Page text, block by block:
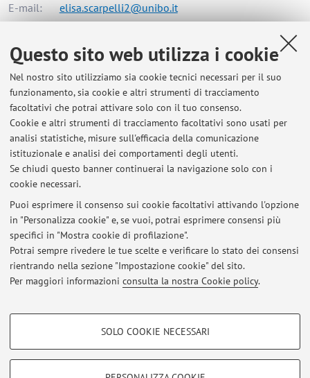
Questo sito web utilizza i cookie
Nel nostro sito utilizziamo sia cookie tecnici necessari per il suo
funzionamento, sia cookie e altri strumenti di tracciamento
facoltativi che potrai attivare solo con il tuo consenso.
Cookie e altri strumenti di tracciamento facoltativi sono usati per
analisi statistiche, misure sull'efficacia della comunicazione
istituzionale e analisi dei comportamenti degli utenti.
Se chiudi questo banner continuerai la navigazione solo con i
cookie necessari.
Puoi esprimere il consenso sui cookie facoltativi attivando l'opzione
in "Personalizza cookie" e, se vuoi, potrai esprimere consensi più
specifici in "Mostra cookie di profilazione".
Potrai sempre rivedere le tue scelte e verificare lo stato dei consensi
rientrando nella sezione "Impostazione cookie" del sito.
Per maggiori informazioni consulta la nostra Cookie policy.
COOKIE DI PROFILAZIONE - FACOLTATIVI
SOLO COOKIE NECESSARI
E-mail: elisa.scarpelli2@unibo.it
Dipartimento di Scienze Mediche e Chirurgiche
Via Massarenti 9, Bologna -Vai alla mappa
Risorse in rete
ORCID
Ultimi avvisi
Al momento non sono presenti avvisi.
Area riservata
Accedi tramiteloginper gestire tutti i contenuti del sito.